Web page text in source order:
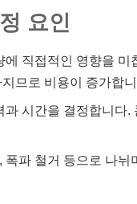
요인
직접적인 영향을
므로 비용이 증가합니
시간을 결정합니다
파 철거 등으로 나뉘